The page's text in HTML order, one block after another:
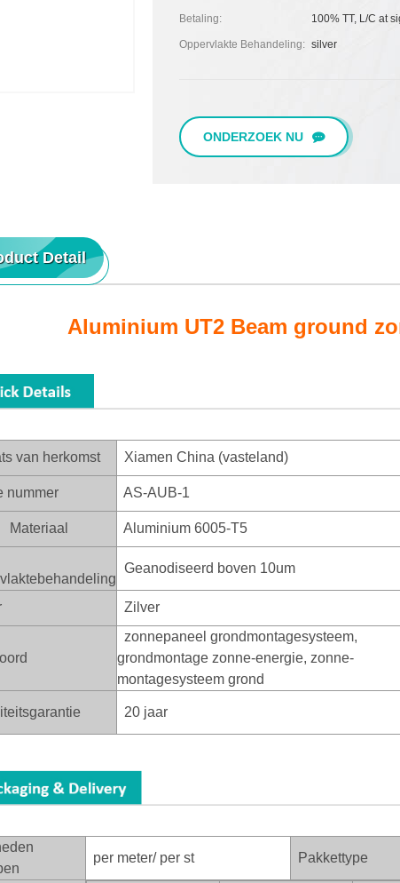
Betaling: 100% TT, L/C at
Oppervlakte Behandeling: silver
ONDERZOEK NU
Detail
Aluminium UT2 Beam ground
van herkomst Xiamen China (vasteland)
nummer AS-AUB-1
Materiaal Aluminium 6005-T5
Geanodiseerd boven 10um
Zilver
zonnepaneel grondmontagesysteem,
grondmontage zonne-energie, zonne-
montagesysteem grond
20 jaar
per meter/ per st Pakkettype